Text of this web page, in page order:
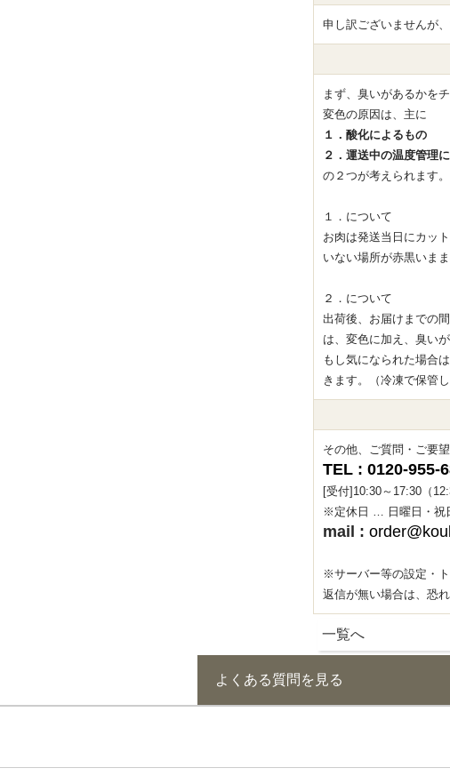
申し訳ございませんが
まず、臭いがあるかを
変色の原因は、主に
１．酸化によるもの
２．運送中の温度管理
の２つが考えられます。
１．について
お肉は発送当日にカッ
いない場所が赤黒いま
２．について
出荷後、お届けまでの
は、変色に加え、臭いが
もし気になられた場合
きます。（冷凍で保管
その他、ご質問・ご要
TEL : 0120-955-
[受付]10:30～17:30（
※定休日 … 日曜日・祝
mail :
※サーバー等の設定・
返信が無い場合は、恐
一覧へ
よくある質問を見る